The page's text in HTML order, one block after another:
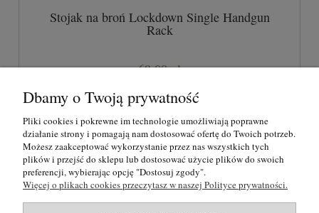
Stojak na broń Lockdown Single Handgun
Rack
69,00 zł
do koszyka
O nas
Regulamin i polityka prywatności
Dbamy o Twoją prywatność
Pliki cookies i pokrewne im technologie umożliwiają poprawne
działanie strony i pomagają nam dostosować ofertę do Twoich potrzeb.
Możesz zaakceptować wykorzystanie przez nas wszystkich tych
plików i przejść do sklepu lub dostosować użycie plików do swoich
preferencji, wybierając opcję "Dostosuj zgody".
Więcej o plikach cookies przeczytasz w naszej Polityce prywatności.